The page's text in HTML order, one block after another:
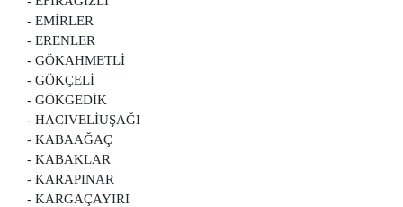
- EMİRLER
- ERENLER
- GÖKAHMETLİ
- GÖKÇELİ
- GÖKGEDİK
- HACIVELİUŞAĞI
- KABAAĞAÇ
- KABAKLAR
- KARAPINAR
- KARGAÇAYIRI